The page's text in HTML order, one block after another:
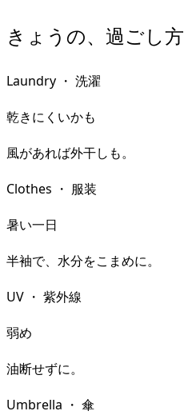
きょうの、過ごし方
Laundry ・ 洗濯
乾きにくいかも
風があれば外干しも。
Clothes ・ 服装
暑い一日
半袖で、水分をこまめに。
UV ・ 紫外線
弱め
油断せずに。
Umbrella ・ 傘